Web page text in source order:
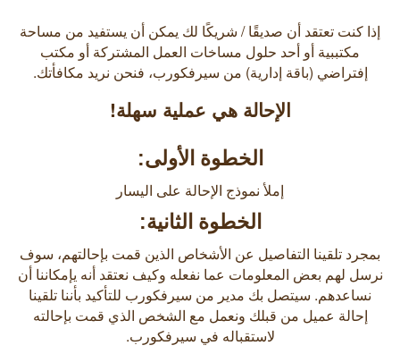
إذا كنت تعتقد أن صديقًا / شريكًا لك يمكن أن يستفيد من مساحة
مكتببية أو أحد حلول مساخات العمل المشتركة أو مكتب
إفتراضي (باقة إدارية) من سيرفكورب، فنحن نريد مكافأتك.
الإحالة هي عملية سهلة!
الخطوة الأولى:
إملأ نموذج الإحالة على اليسار
الخطوة الثانية:
بمجرد تلقينا التفاصيل عن الأشخاص الذين قمت بإحالتهم، سوف
نرسل لهم بعض المعلومات عما نفعله وكيف نعتقد أنه يإمكاننا أن
نساعدهم. سيتصل بك مدير من سيرفكورب للتأكيد بأننا تلقينا
إحالة عميل من قبلك ونعمل مع الشخص الذي قمت بإحالته
لاستقباله في سيرفكورب.